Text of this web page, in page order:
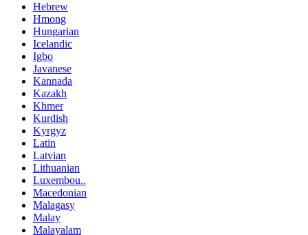
Hebrew
Hmong
Hungarian
Icelandic
Igbo
Javanese
Kannada
Kazakh
Khmer
Kurdish
Kyrgyz
Latin
Latvian
Lithuanian
Luxembou..
Macedonian
Malagasy
Malay
Malayalam